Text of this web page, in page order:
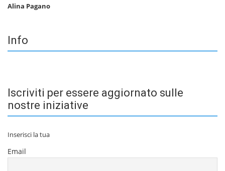
Alina Pagano
Info
Iscriviti per essere aggiornato sulle
nostre iniziative
Inserisci la tua
Email